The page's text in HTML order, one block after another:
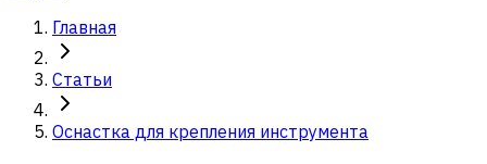
Главная
Статьи
Оснастка для крепления инструмента